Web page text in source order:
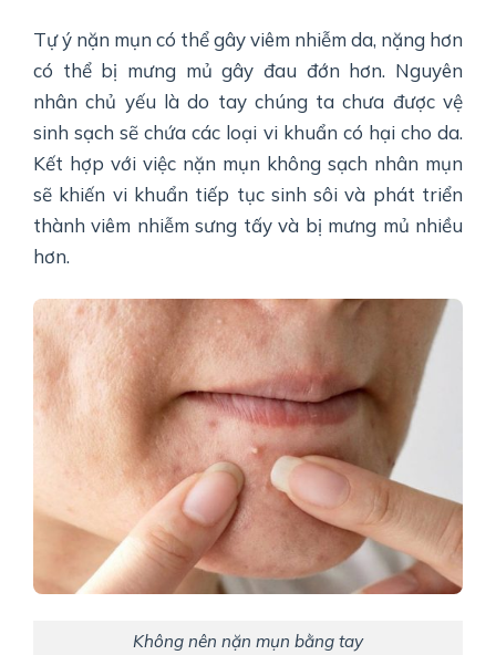
Tự ý nặn mụn có thể gây viêm nhiễm da, nặng hơn
có thể bị mưng mủ gây đau đớn hơn. Nguyên
nhân chủ yếu là do tay chúng ta chưa được vệ
sinh sạch sẽ chứa các loại vi khuẩn có hại cho da.
Kết hợp với việc nặn mụn không sạch nhân mụn
sẽ khiến vi khuẩn tiếp tục sinh sôi và phát triển
thành viêm nhiễm sưng tấy và bị mưng mủ nhiều
hơn.
Không nên nặn mụn bằng tay